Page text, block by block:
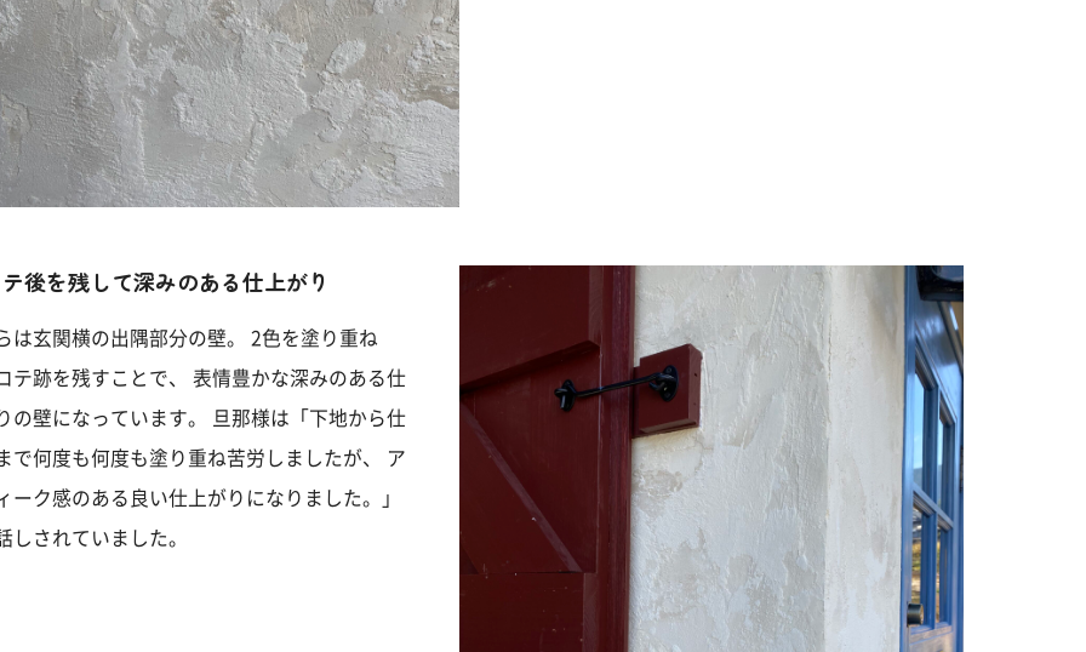
後を残して深みのある仕上がり
は玄関横の出隅部分の壁。 2色を塗り重ね
テ跡を残すことで、 表情豊かな深みのある仕
の壁になっています。 旦那様は「下地から仕
で何度も何度も塗り重ね苦労しましたが、 ア
ーク感のある良い仕上がりになりました。」
しされていました。